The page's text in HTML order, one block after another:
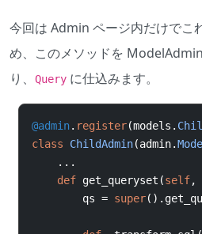
今回は Admin ページ内だけでこ
め、このメソッドを
り、
Query に仕込みます。
@admin. register(models .
class
ChildAdmin(admin.
...
def get_queryset (self,
qs = super().